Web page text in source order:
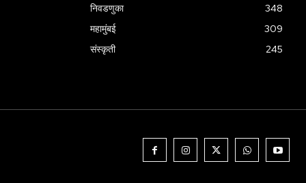
निवडणुका
348
महामुंबई
309
संस्कृती
245